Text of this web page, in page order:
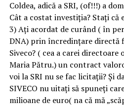
Coldea, adică a SRI, (of!!!) a
Cât a costat investiția? Stați că
3) Ați acordat de curând ( în
DNA) prin încredințare directă
Siveco? ( cea a carei
Maria Pătru.) un contract
voi la SRI nu se fac licitații? Și
SIVECO nu uitați să spuneți
milioane de euro( na că mă